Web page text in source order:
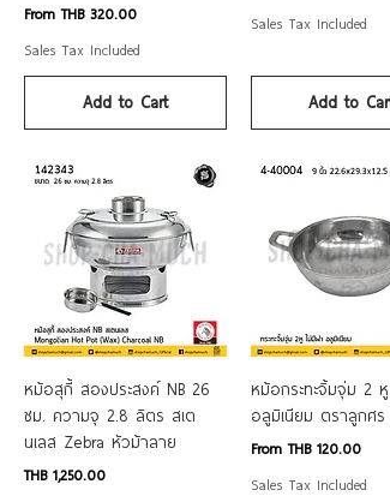
FromTHB 320.00
Sale Price
Sales Tax Included
Add to Cart
Sales Tax Included
Add to
Quick View
หม้อสุกี้ สองประสงค์ NB 26
ซม. ความจุ 2.8 ลิตร สเต
นเลส Zebra หัวม้าลาย
Price
THB 1,250.00
Quick View
หม้อกระทะจิ้มจุ่ม 2
อลูมิเนียม ตราลูกศร
FromTHB 120.00
Sale Price
Sales Tax Included